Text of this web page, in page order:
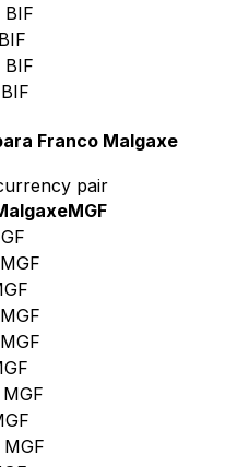
BIF
BIF
BIF
BIF
Franco Malgaxe
pair
MGF
MGF
MGF
MGF
MGF
MGF